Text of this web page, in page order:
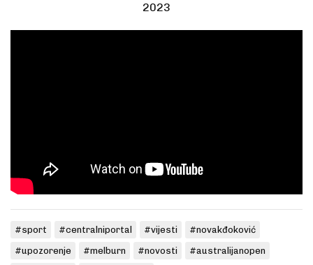
2023
#sport #centralniportal #vijesti
#novakđoković
#upozorenje
#melburn #novosti
#australijanopen